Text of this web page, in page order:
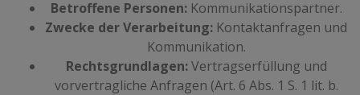
Betroffene Personen:Kommunikationspartner.
Zwecke der Verarbeitung: Kontaktanfragen und
Kommunikation.
Rechtsgrundlagen:Vertragserfüllung und
vorvertragliche Anfragen (Art. 6 Abs. 1 S. 1 lit. b.